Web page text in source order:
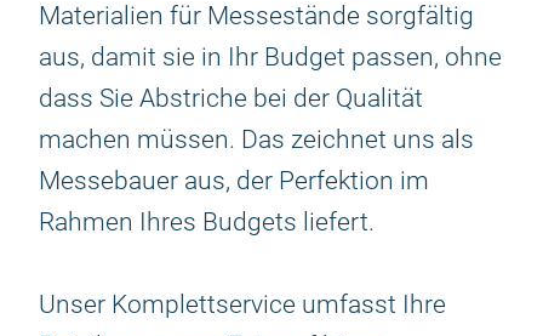
Materialien für Messestände sorgfältig
aus, damit sie in Ihr Budget passen, ohne
dass Sie Abstriche bei der Qualität
machen müssen. Das zeichnet uns als
Messebauer aus, der Perfektion im
Rahmen Ihres Budgets liefert.
Unser Komplettservice umfasst Ihre